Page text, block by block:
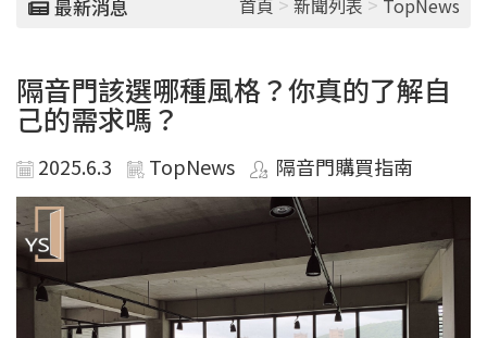
最新消息 首頁 新聞列表 TopNews
隔音門該選哪種風格？你真的了解自
己的需求嗎？
2025.6.3 TopNews 隔音門購買指南